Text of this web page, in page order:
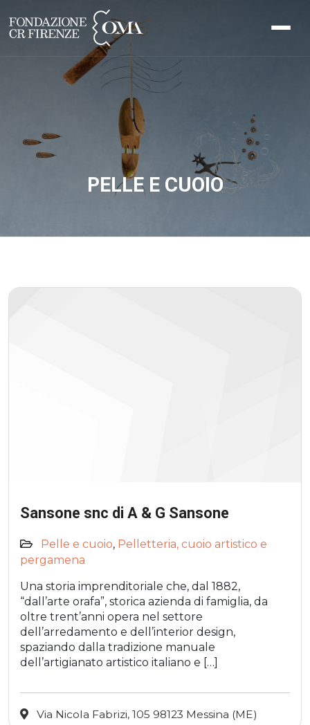
PELLE E CUOIO
Sansone snc di A & G Sansone
Pelle e cuoio, Pelletteria, cuoio artistico e
pergamena
Una storia imprenditoriale che, dal 1882,
“dall’arte orafa”, storica azienda di famiglia, da
oltre trent’anni opera nel settore
dell’arredamento e dell’interior design,
spaziando dalla tradizione manuale
dell’artigianato artistico italiano e […]
Via Nicola Fabrizi, 105 98123 Messina (ME)